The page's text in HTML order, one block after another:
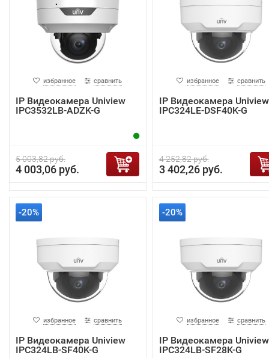
избранное сравнить
IP Видеокамера Uniview
IPC3532LB-ADZK-G
5 003,82 руб.
4 003,06 руб.
избранное сравнить
IP Видеокамера Uniview
IPC324LE-DSF40K-G
4 252,82 руб.
3 402,26 руб.
-20%
избранное сравнить
IP Видеокамера Uniview
IPC324LB-SF40K-G
-20%
избранное сравнить
IP Видеокамера Uniview
IPC324LB-SF28K-G